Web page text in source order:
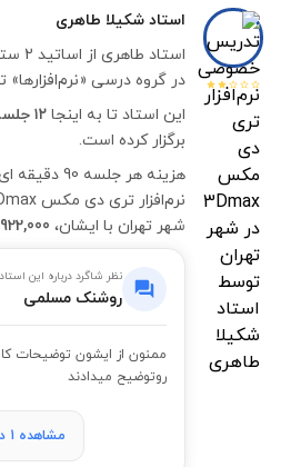
استاد شکیلا طاهری
در گروه درسی
این استاد تا به اینجا ۱۲ جلسه موفق
برگزار کرده است.
هزینه هر
شهر تهران با ایشان، 922,000 تومان
نظر شاگرد درباره این استاد
روشنک مسلمی
ممنون از ایشون توضیحات
رو‌توضیح میدادند
مشاهده 1 دیدگاه دیگر